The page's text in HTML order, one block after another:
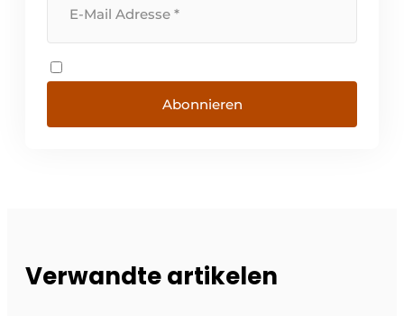
Abonnieren
Verwandte artikelen